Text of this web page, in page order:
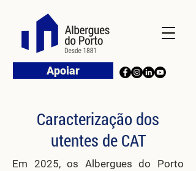
Apoiar
Caracterização dos
utentes de CAT
Em 2025, os Albergues do Porto